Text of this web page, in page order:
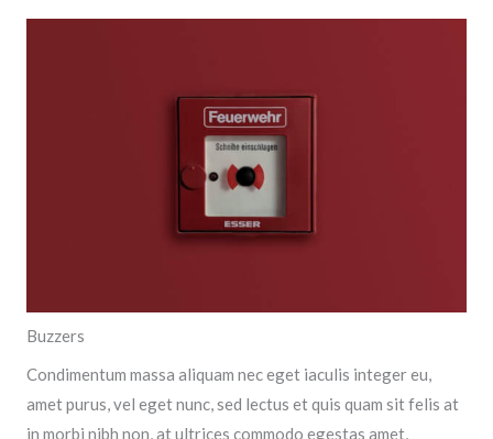
Buzzers
Condimentum massa aliquam nec eget iaculis integer eu,
amet purus, vel eget nunc, sed lectus et quis quam sit felis at
in morbi nibh non, at ultrices commodo egestas amet,